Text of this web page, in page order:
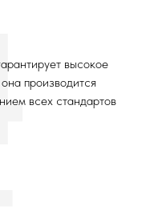
высокое
производится
всех стандартов